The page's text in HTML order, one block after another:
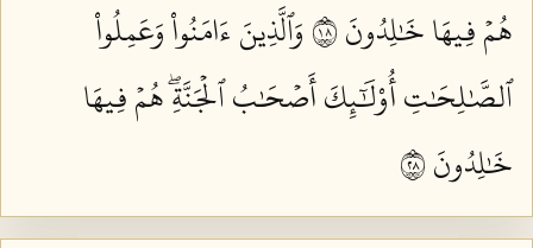
هُمۡ فِيهَا خَٰلِدُونَ ٨١
وَٱلَّذِينَ ءَامَنُواْ وَعَمِلُواْ
ٱلصَّٰلِحَٰتِ أُوْلَٰٓئِكَ أَصۡحَٰبُ ٱلۡجَنَّةِۖ هُمۡ فِيهَا
خَٰلِدُونَ ٨٢